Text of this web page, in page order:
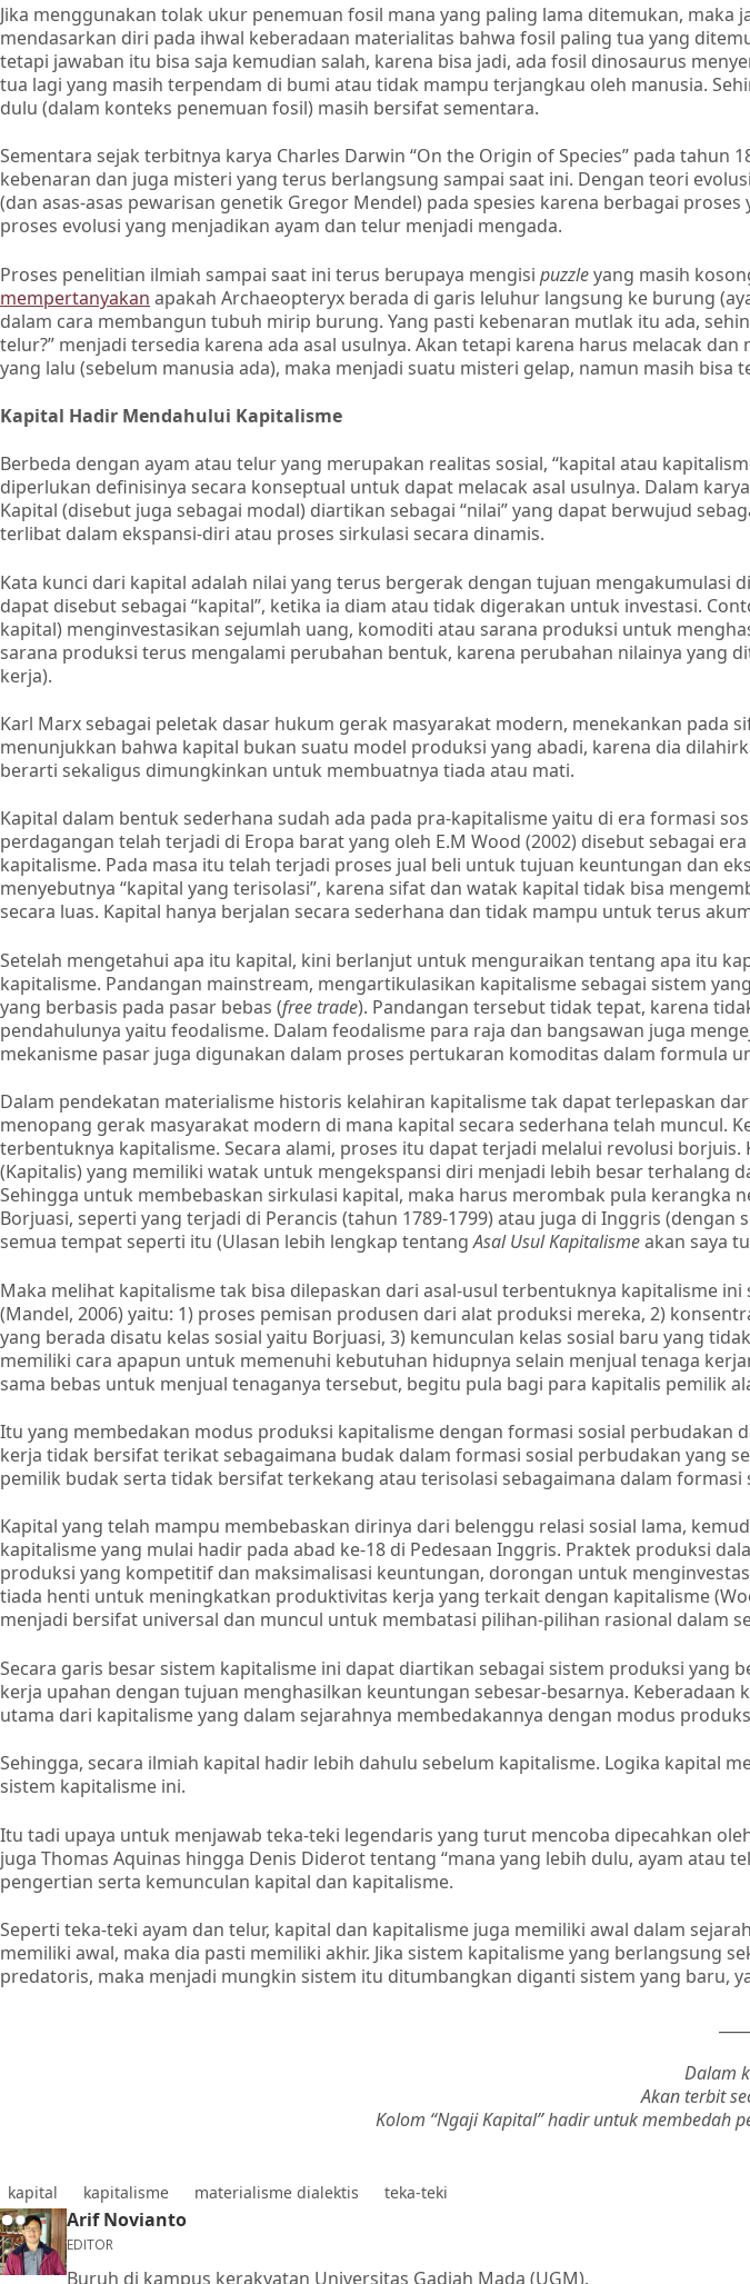
Jika menggunakan tolak ukur penemuan fosil mana yang paling lama ditemukan, maka
mendasarkan diri pada ihwal keberadaan materialitas bahwa fosil paling tua yang
tetapi jawaban itu bisa saja kemudian salah, karena bisa jadi, ada fosil dinosaurus
tua lagi yang masih terpendam di bumi atau tidak mampu terjangkau oleh manusia.
dulu (dalam konteks penemuan fosil) masih bersifat sementara.
Sementara sejak terbitnya karya Charles Darwin “On the Origin of Species” pada tahun
kebenaran dan juga misteri yang terus berlangsung sampai saat ini. Dengan teori
(dan asas-asas pewarisan genetik Gregor Mendel) pada spesies karena berbagai
proses evolusi yang menjadikan ayam dan telur menjadi mengada.
Proses penelitian ilmiah sampai saat ini terus berupaya mengisi puzzleyang masih
mempertanyakan apakah Archaeopteryx berada di garis leluhur langsung ke burung
dalam cara membangun tubuh mirip burung. Yang pasti kebenaran mutlak itu ada,
telur?” menjadi tersedia karena ada asal usulnya. Akan tetapi karena harus melacak
yang lalu (sebelum manusia ada), maka menjadi suatu misteri gelap, namun masih bisa
Kapital Hadir Mendahului Kapitalisme
Berbeda dengan ayam atau telur yang merupakan realitas sosial, “kapital atau
diperlukan definisinya secara konseptual untuk dapat melacak asal usulnya. Dalam
Kapital (disebut juga sebagai modal) diartikan sebagai “nilai” yang dapat berwujud
terlibat dalam ekspansi-diri atau proses sirkulasi secara dinamis.
Kata kunci dari kapital adalah nilai yang terus bergerak dengan tujuan mengakumulasi
dapat disebut sebagai “kapital”, ketika ia diam atau tidak digerakan untuk investasi.
kapital) menginvestasikan sejumlah uang, komoditi atau sarana produksi untuk
sarana produksi terus mengalami perubahan bentuk, karena perubahan nilainya yang
kerja).
Karl Marx sebagai peletak dasar hukum gerak masyarakat modern, menekankan pada
menunjukkan bahwa kapital bukan suatu model produksi yang abadi, karena dia
berarti sekaligus dimungkinkan untuk membuatnya tiada atau mati.
Kapital dalam bentuk sederhana sudah ada pada pra-kapitalisme yaitu di era formasi
perdagangan telah terjadi di Eropa barat yang oleh E.M Wood (2002) disebut sebagai
kapitalisme. Pada masa itu telah terjadi proses jual beli untuk tujuan keuntungan dan
menyebutnya “kapital yang terisolasi”, karena sifat dan watak kapital tidak bisa
secara luas. Kapital hanya berjalan secara sederhana dan tidak mampu untuk terus
Setelah mengetahui apa itu kapital, kini berlanjut untuk menguraikan tentang apa itu
kapitalisme. Pandangan mainstream, mengartikulasikan kapitalisme sebagai sistem
yang berbasis pada pasar bebas (free trade). Pandangan tersebut tidak tepat, karena
pendahulunya yaitu feodalisme. Dalam feodalisme para raja dan bangsawan juga
mekanisme pasar juga digunakan dalam proses pertukaran komoditas dalam formula
Dalam pendekatan materialisme historis kelahiran kapitalisme tak dapat terlepaskan
menopang gerak masyarakat modern di mana kapital secara sederhana telah muncul.
terbentuknya kapitalisme. Secara alami, proses itu dapat terjadi melalui revolusi
(Kapitalis) yang memiliki watak untuk mengekspansi diri menjadi lebih besar terhalang
Sehingga untuk membebaskan sirkulasi kapital, maka harus merombak pula kerangka
Borjuasi, seperti yang terjadi di Perancis (tahun 1789-1799) atau juga di Inggris
semua tempat seperti itu (Ulasan lebih lengkap tentangAsal Usul Kapitalismeakan saya
Maka melihat kapitalisme tak bisa dilepaskan dari asal-usul terbentuknya kapitalisme
(Mandel, 2006) yaitu: 1) proses pemisan produsen dari alat produksi mereka, 2)
yang berada disatu kelas sosial yaitu Borjuasi, 3) kemunculan kelas sosial baru yang
memiliki cara apapun untuk memenuhi kebutuhan hidupnya selain menjual tenaga
sama bebas untuk menjual tenaganya tersebut, begitu pula bagi para kapitalis pemilik
Itu yang membedakan modus produksi kapitalisme dengan formasi sosial perbudakan
kerja tidak bersifat terikat sebagaimana budak dalam formasi sosial perbudakan yang
pemilik budak serta tidak bersifat terkekang atau terisolasi sebagaimana dalam formasi
Kapital yang telah mampu membebaskan dirinya dari belenggu relasi sosial lama,
kapitalisme yang mulai hadir pada abad ke-18 di Pedesaan Inggris. Praktek produksi
produksi yang kompetitif dan maksimalisasi keuntungan, dorongan untuk
tiada henti untuk meningkatkan produktivitas kerja yang terkait dengan kapitalisme
menjadi bersifat universal dan muncul untuk membatasi pilihan-pilihan rasional dalam
Secara garis besar sistem kapitalisme ini dapat diartikan sebagai sistem produksi yang
kerja upahan dengan tujuan menghasilkan keuntungan sebesar-besarnya. Keberadaan
utama dari kapitalisme yang dalam sejarahnya membedakannya dengan modus
Sehingga, secara ilmiah kapital hadir lebih dahulu sebelum kapitalisme. Logika kapital
sistem kapitalisme ini.
Itu tadi upaya untuk menjawab teka-teki legendaris yang turut mencoba dipecahkan
juga Thomas Aquinas hingga Denis Diderot tentang “mana yang lebih dulu, ayam atau
pengertian serta kemunculan kapital dan kapitalisme.
Seperti teka-teki ayam dan telur, kapital dan kapitalisme juga memiliki awal dalam
memiliki awal, maka dia pasti memiliki akhir. Jika sistem kapitalisme yang berlangsung
predatoris, maka menjadi mungkin sistem itu ditumbangkan diganti sistem yang baru,
Dalam
Akan terbit
Kolom “Ngaji Kapital” hadir untuk membedah
kapital kapitalisme materialisme dialektis teka-teki
Arif Novianto
EDITOR
Buruh di kampus kerakyatan Universitas Gadjah Mada (UGM).